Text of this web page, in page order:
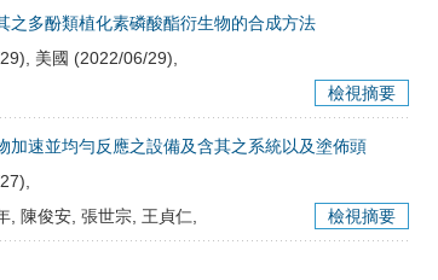
之多酚類植化素磷酸酯衍生物的合成方法
美國 (2022/06/29),
檢視摘要
加速並均勻反應之設備及含其之系統以及塗佈頭
, 陳俊安, 張世宗, 王貞仁, 檢視摘要